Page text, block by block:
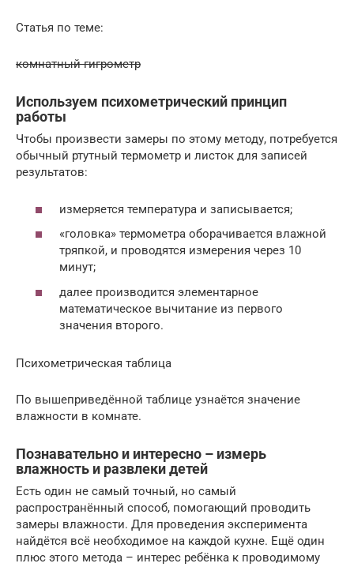
Статья по теме:
комнатный гигрометр
Используем психометрический принцип
работы
Чтобы произвести замеры по этому методу, потребуется
обычный ртутный термометр и листок для записей
результатов:
измеряется температура и записывается;
«головка» термометра оборачивается влажной
тряпкой, и проводятся измерения через 10
минут;
далее производится элементарное
математическое вычитание из первого
значения второго.
Психометрическая таблица
По вышеприведённой таблице узнаётся значение
влажности в комнате.
Познавательно и интересно – измерь
влажность и развлеки детей
Есть один не самый точный, но самый
распространённый способ, помогающий проводить
замеры влажности. Для проведения эксперимента
найдётся всё необходимое на каждой кухне. Ещё один
плюс этого метода – интерес ребёнка к проводимому